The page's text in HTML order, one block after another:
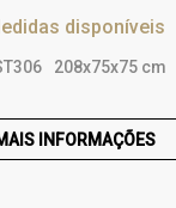
disponíveis
208x75x75 cm
INFORMAÇÕES